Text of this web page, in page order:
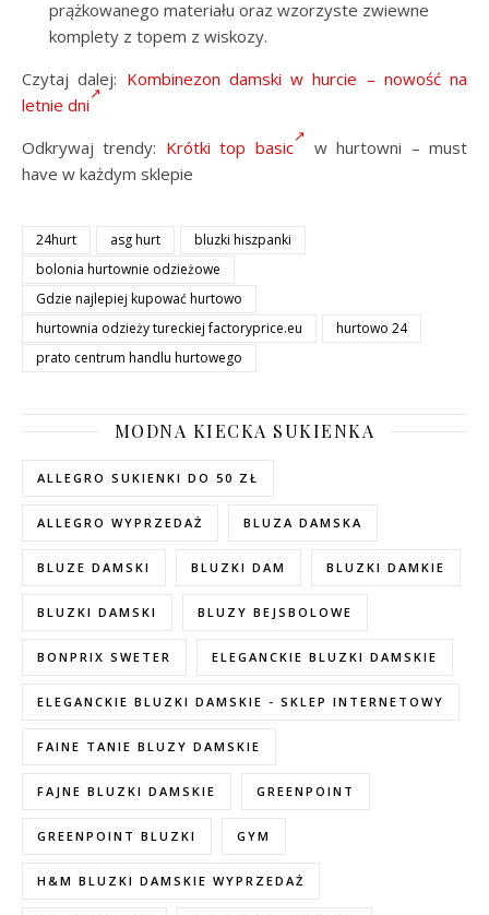
prążkowanego materiału oraz wzorzyste zwiewne
komplety z topem z wiskozy.
Czytaj dalej: Kombinezon damski w hurcie – nowość na
letnie dni
Odkrywaj trendy: Krótki top basic
w hurtowni – must
have w każdym sklepie
24hurt asg hurt
bluzki hiszpanki
bolonia hurtownie odzieżowe
Gdzie najlepiej kupować hurtowo
hurtownia odzieży tureckiej factoryprice.eu
hurtowo 24
prato centrum handlu hurtowego
MODNA KIECKA SUKIENKA
ALLEGRO SUKIENKI DO 50 ZŁ
ALLEGRO WYPRZEDAŻ BLUZA DAMSKA
BLUZE DAMSKI BLUZKI DAM BLUZKI DAMKIE
BLUZKI DAMSKI BLUZY BEJSBOLOWE
BONPRIX SWETER ELEGANCKIE BLUZKI DAMSKIE
ELEGANCKIE BLUZKI DAMSKIE - SKLEP INTERNETOWY
FAINE TANIE BLUZY DAMSKIE
FAJNE BLUZKI DAMSKIE GREENPOINT
GREENPOINT BLUZKI GYM
H&M BLUZKI DAMSKIE WYPRZEDAŻ